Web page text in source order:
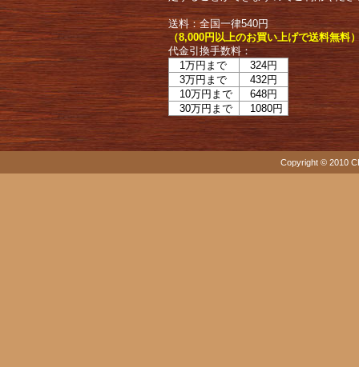
送料：全国一律540円
（8,000円以上のお買い上げで送料無料
代金引換手数料：
1万円まで
324円
3万円まで
432円
10万円まで
648円
30万円まで
1080円
Copyright © 2010